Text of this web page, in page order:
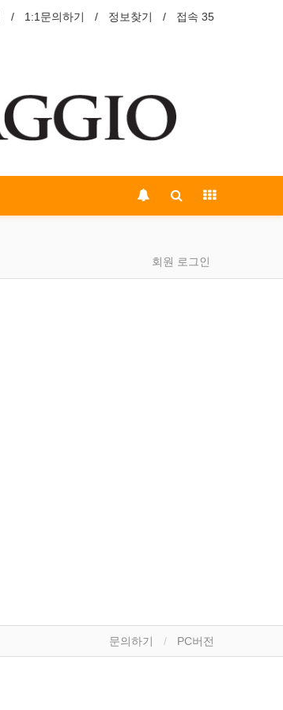
1:1문의하기 정보찾기 접속 35
회원 로그인
문의하기 PC버전